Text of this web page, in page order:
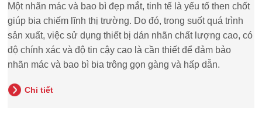
Một nhãn mác và bao bì đẹp mắt, tinh tế là yếu tố then chốt
giúp bia chiếm lĩnh thị trường. Do đó, trong suốt quá trình
sản xuất, việc sử dụng thiết bị dán nhãn chất lượng cao, có
độ chính xác và độ tin cậy cao là cần thiết để đảm bảo
nhãn mác và bao bì bia trông gọn gàng và hấp dẫn.
Chi tiết